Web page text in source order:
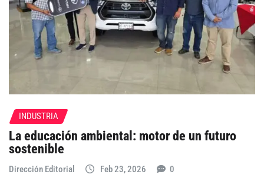
INDUSTRIA
La educación ambiental: motor de un futuro
sostenible
Dirección Editorial Feb 23, 2026 0